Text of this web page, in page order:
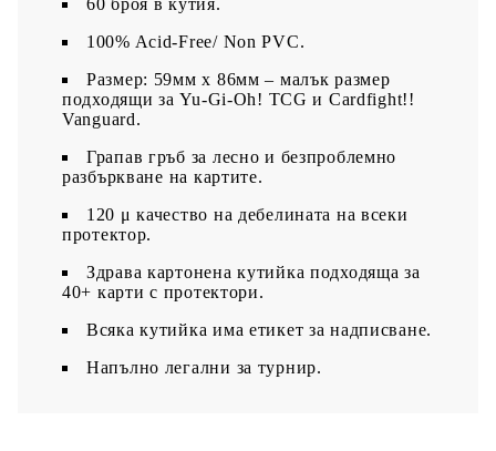
60 броя в кутия.
100% Acid-Free/ Non PVC.
Размер: 59мм х 86мм – малък размер
подходящи за Yu-Gi-Oh! TCG и Cardfight!!
Vanguard.
Грапав гръб за лесно и безпроблемно
разбъркване на картите.
120 μ качество на дебелината на всеки
протектор.
Здрава картонена кутийка подходяща за
40+ карти с протектори.
Всяка кутийка има етикет за надписване.​
Напълно легални за турнир.